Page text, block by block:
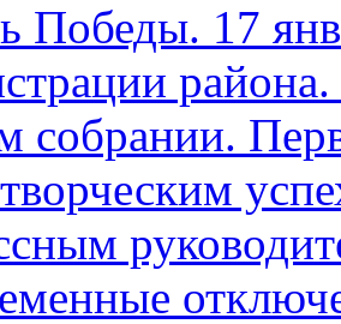
Победы. 17
собрании.